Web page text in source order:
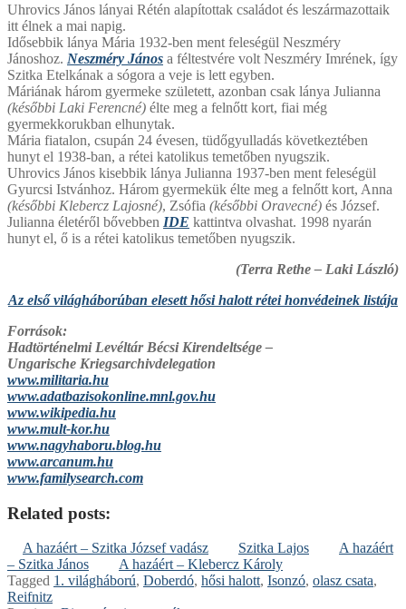
Uhrovics János lányai Rétén alapítottak családot és leszármazottaik
itt élnek a mai napig.
Idősebbik lánya Mária 1932-ben ment feleségül Neszméry
Jánoshoz. Neszméry János a féltestvére volt Neszméry Imrének, így
Szitka Etelkának a sógora a veje is lett egyben.
Máriának három gyermeke született, azonban csak lánya Julianna
(későbbi Laki Ferencné) élte meg a felnőtt kort, fiai még
gyermekkorukban elhunytak.
Mária fiatalon, csupán 24 évesen, tüdőgyulladás következtében
hunyt el 1938-ban, a rétei katolikus temetőben nyugszik.
Uhrovics János kisebbik lánya Julianna 1937-ben ment feleségül
Gyurcsi Istvánhoz. Három gyermekük élte meg a felnőtt kort, Anna
(későbbi Klebercz Lajosné), Zsófia (későbbi Oravecné) és József.
Julianna életéről bővebben IDE kattintva olvashat. 1998 nyarán
hunyt el, ő is a rétei katolikus temetőben nyugszik.
(Terra Rethe – Laki László)
Az első világháborúban elesett hősi halott rétei honvédeinek listája
Források:
Hadtörténelmi Levéltár Bécsi Kirendeltsége –
Ungarische Kriegsarchivdelegation
www.militaria.hu
www.adatbazisokonline.mnl.gov.hu
www.wikipedia.hu
www.mult-kor.hu
www.nagyhaboru.blog.hu
www.arcanum.hu
www.familysearch.com
Related posts:
A hazáért – Szitka József vadász Szitka Lajos
A hazáért
– Szitka János
A hazáért – Klebercz Károly
Tagged 1. világháború, Doberdó, hősi halott, Isonzó, olasz csata,
Reifnitz